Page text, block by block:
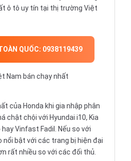
ô tô uy tín tại thị trường Việt
QUỐC: 0938119439
Nam bán chạy nhất
của Honda khi gia nhập phân
chật chội với Hyundai i10, Kia
hayVinfast Fadil . Nếu so với
nổi bật với các trang bị hiện đại
rất nhiều so với các đối thủ.